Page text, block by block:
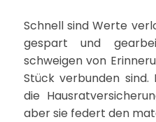
Schnell sind Werte
gespart und
schweigen von
Stück verbunden
die
aber sie federt den